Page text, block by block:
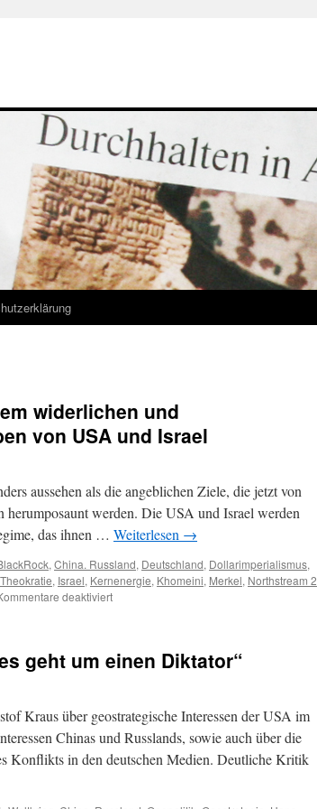
widerlichen und
von USA und Israel
aussehen als die angeblichen Ziele, die jetzt von
werden. Die USA und Israel werden
das ihnen … Weiterlesen →
, China. Russland, Deutschland, Dollarimperialismus,
, Israel, Kernenergie, Khomeini, Merkel, Northstream 2
deaktiviertfür
zu
und
aussichtslosen
Herumbomben
von
geht um einen Diktator“
Kraus über geostrategische Interessen der USA im
Chinas und Russlands, sowie auch über die
Konflikts in den deutschen Medien. Deutliche Kritik